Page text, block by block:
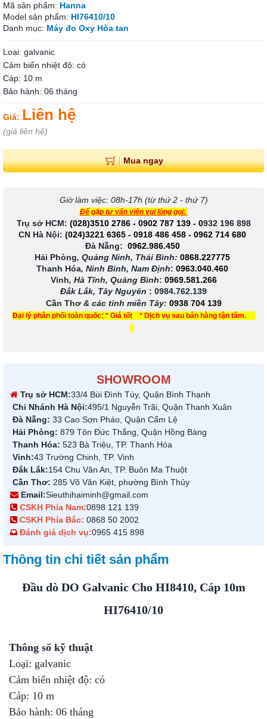
Mã sản phẩm: Hanna
Model sản phẩm: HI76410/10
Danh mục: Máy đo Oxy Hòa tan
Loại: galvanic
Cảm biến nhiệt độ: có
Cáp: 10 m
Bảo hành: 06 tháng
Giá: Liên hệ
(giá liên hệ)
Mua ngay
Giờ làm việc: 08h-17h (từ thứ 2 - thứ 7)
Để gặp tư vấn viên vui lòng gọi:
Trụ sở HCM: (028)3510 2786 - 0902 787 139- 0932 196 898
CN Hà Nội: (024)3221 6365 - 0918 486 458 - 0962 714 680
Đà Nẵng: 0962.986.450
Hải Phòng, Quảng Ninh, Thái Bình: 0868.227775
Thanh Hóa, Ninh Bình, Nam Định: 0963.040.460
Vinh, Hà Tĩnh, Quảng Bình: 0969.581.266
Đắk Lắk, Tây Nguyên : 0984.762.139
Cần Thơ & các tỉnh miền Tây: 0938 704 139
Đại lý phân phối toàn quốc: * Giá tốt * Dịch vụ sau bán hàng tận tâm.
SHOWROOM
Trụ sở HCM:33/4 Bùi Đình Túy, Quận Bình Thạnh
Chi Nhánh Hà Nội:495/1 Nguyễn Trãi, Quận Thanh Xuân
Đà Nẵng: 33 Cao Sơn Pháo, Quận Cẩm Lệ
Hải Phòng: 879 Tôn Đức Thắng, Quận Hồng Bàng
Thanh Hóa: 523 Bà Triệu, TP. Thanh Hóa
Vinh:43 Trường Chinh, TP. Vinh
Đắk Lắk:154 Chu Văn An, TP. Buôn Ma Thuột
Cần Thơ: 285 Võ Văn Kiệt, phường Bình Thủy
Email:Sieuthihaiminh@gmail.com
CSKH Phía Nam:0898 121 139
CSKH Phía Bắc: 0868 50 2002
Đánh giá dịch vụ:0965 415 898
Thông tin chi tiết sản phẩm
Đầu dò DO Galvanic Cho HI8410, Cáp 10m
HI76410/10
Thông số kỹ thuật
Loại: galvanic
Cảm biến nhiệt độ: có
Cáp: 10 m
Bảo hành: 06 tháng